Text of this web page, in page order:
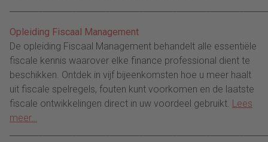
Opleiding Fiscaal Management
De opleiding Fiscaal Management behandelt alle essentiële
fiscale kennis waarover elke finance professional dient te
beschikken. Ontdek in vijf bijeenkomsten hoe u meer haalt
uit fiscale spelregels, fouten kunt voorkomen en de laatste
fiscale ontwikkelingen direct in uw voordeel gebruikt. Lees
meer…